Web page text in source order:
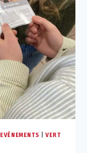
EVÉNEMENTS |VERT